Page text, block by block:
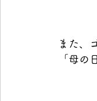
また、
「母の